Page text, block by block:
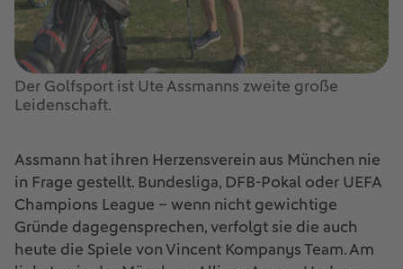
Der Golfsport ist Ute Assmanns zweite große
Leidenschaft.
Assmann hat ihren Herzensverein aus München nie
in Frage gestellt. Bundesliga, DFB-Pokal oder UEFA
Champions League – wenn nicht gewichtige
Gründe dagegensprechen, verfolgt sie die auch
heute die Spiele von Vincent Kompanys Team. Am